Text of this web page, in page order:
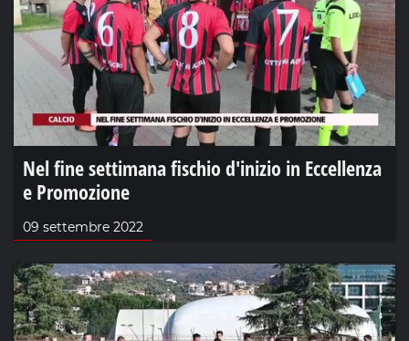
Nel fine settimana fischio d'inizio in Eccellenza
e Promozione
09 settembre 2022